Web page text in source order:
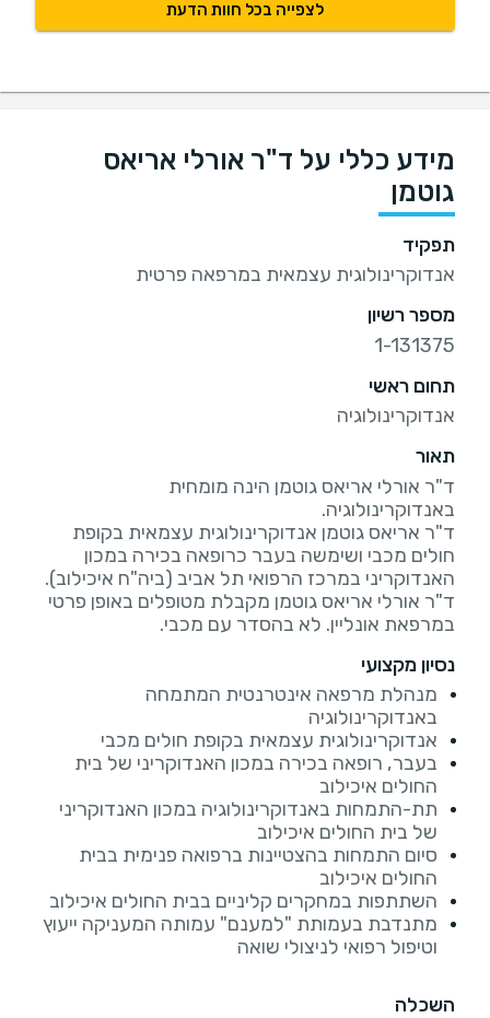
לצפייה בכל חוות הדעת
מידע כללי על ד"ר אורלי אריאס
גוטמן
תפקיד
אנדוקרינולוגית עצמאית במרפאה פרטית
מספר רשיון
1-131375
תחום ראשי
אנדוקרינולוגיה
תאור
ד"ר אורלי אריאס גוטמן הינה מומחית
ד"ר אריאס גוטמן אנדוקרינולוגית עצמאית בקופת
חולים מכבי ושימשה בעבר כרופאה בכירה במכון
ד"ר אורלי אריאס גוטמן מקבלת מטופלים באופן פרטי
במרפאת אונליין. לא בהסדר עם מכבי.
נסיון מקצועי
מנהלת מרפאה אינטרנטית המתמחה
באנדוקרינולוגיה
אנדוקרינולוגית עצמאית בקופת חולים מכבי
בעבר, רופאה בכירה במכון האנדוקריני של בית
החולים איכילוב
תת-התמחות באנדוקרינולוגיה במכון האנדוקריני
של בית החולים איכילוב
סיום התמחות בהצטיינות ברפואה פנימית בבית
החולים איכילוב
השתתפות במחקרים קליניים בבית החולים איכילוב
מתנדבת בעמותת "למענם" עמותה המעניקה ייעוץ
וטיפול רפואי לניצולי שואה
השכלה